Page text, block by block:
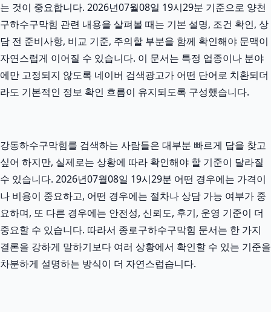
는 것이 중요합니다. 2026년07월08일 19시29분 기준으로 양천
구하수구막힘 관련 내용을 살펴볼 때는 기본 설명, 조건 확인, 상
담 전 준비사항, 비교 기준, 주의할 부분을 함께 확인해야 문맥이
자연스럽게 이어질 수 있습니다. 이 문서는 특정 업종이나 분야
에만 고정되지 않도록 네이버 검색광고가 어떤 단어로 치환되더
라도 기본적인 정보 확인 흐름이 유지되도록 구성했습니다.
강동하수구막힘를 검색하는 사람들은 대부분 빠르게 답을 찾고
싶어 하지만, 실제로는 상황에 따라 확인해야 할 기준이 달라질
수 있습니다. 2026년07월08일 19시29분 어떤 경우에는 가격이
나 비용이 중요하고, 어떤 경우에는 절차나 상담 가능 여부가 중
요하며, 또 다른 경우에는 안전성, 신뢰도, 후기, 운영 기준이 더
중요할 수 있습니다. 따라서 종로구하수구막힘 문서는 한 가지
결론을 강하게 말하기보다 여러 상황에서 확인할 수 있는 기준을
차분하게 설명하는 방식이 더 자연스럽습니다.